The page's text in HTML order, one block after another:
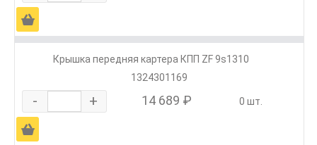
Ä
Крышка передняя картера КПП ZF 9s1310
1324301169
- + 14 689 ₽ 0 шт.
Ä